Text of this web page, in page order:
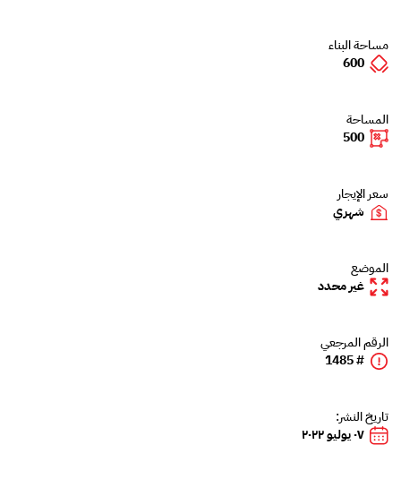
مساحة البناء
600
المساحة
500
سعر الإيجار
شهري
الموضع
غير محدد
الرقم المرجعي
# 1485
تاريخ النشر:
٠٧ يوليو ٢٠٢٢